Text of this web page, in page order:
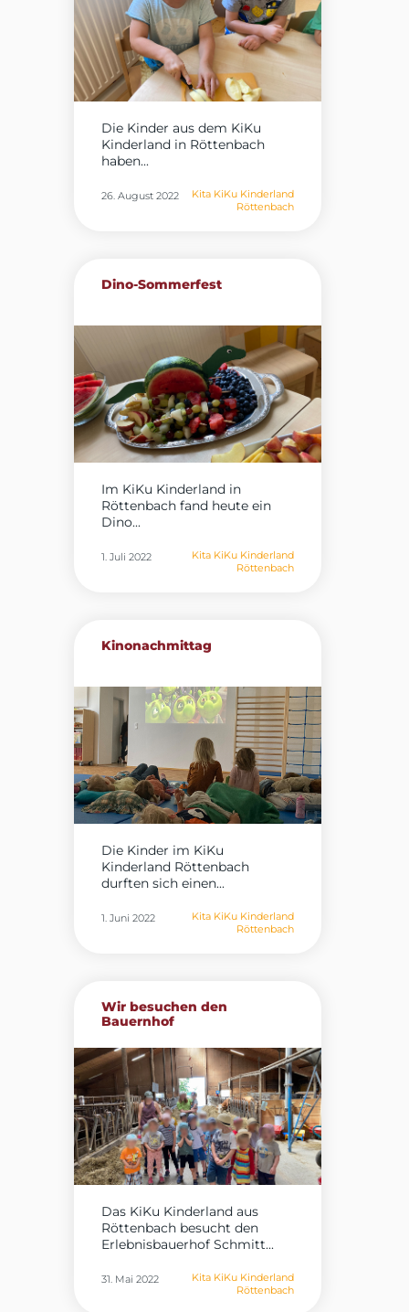
Die Kinder aus dem KiKu
Kinderland in Röttenbach
haben...
26. August 2022
Kita KiKu Kinderland
Röttenbach
Dino-Sommerfest
Im KiKu Kinderland in
Röttenbach fand heute ein
Dino...
1. Juli 2022
Kita KiKu Kinderland
Röttenbach
Kinonachmittag
Die Kinder im KiKu
Kinderland Röttenbach
durften sich einen...
1. Juni 2022
Kita KiKu Kinderland
Röttenbach
Wir besuchen den
Bauernhof
Das KiKu Kinderland aus
Röttenbach besucht den
Erlebnisbauerhof Schmitt...
31. Mai 2022
Kita KiKu Kinderland
Röttenbach